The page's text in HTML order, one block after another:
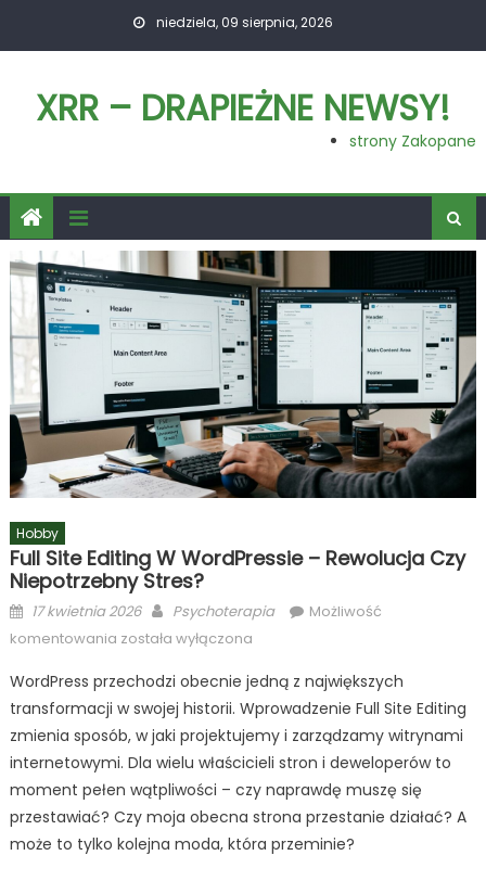
niedziela, 09 sierpnia, 2026
XRR – DRAPIEŻNE NEWSY!
strony Zakopane
Hobby
Full Site Editing W WordPressie – Rewolucja Czy
Niepotrzebny Stres?
Posted
on
17 kwietnia 2026 Author
Psychoterapia
Możliwość
komentowania Full
Editing
w
WordPressie
–
Rewolucja
Czy
Niepotrzebny
została wyłączona
WordPress przechodzi obecnie jedną z największych
transformacji w swojej historii. Wprowadzenie Full Site Editing
zmienia sposób, w jaki projektujemy i zarządzamy witrynami
internetowymi. Dla wielu właścicieli stron i deweloperów to
moment pełen wątpliwości – czy naprawdę muszę się
przestawiać? Czy moja obecna strona przestanie działać? A
może to tylko kolejna moda, która przeminie?